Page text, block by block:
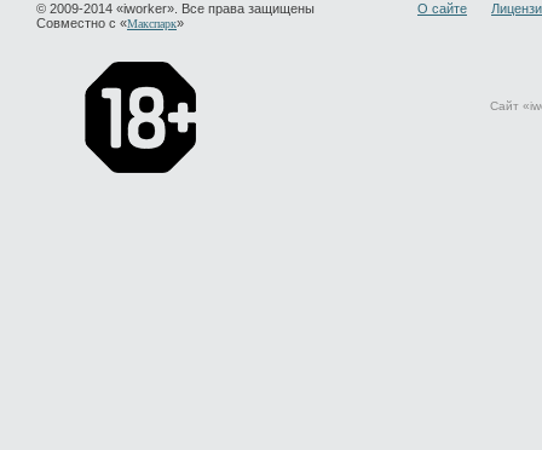
© 2009-2014 «iworker». Все права защищены
Совместно с «Макспарк»
О сайте
Сайт